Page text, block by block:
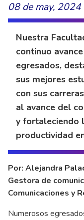
08 de may, 2024
Nuestra
continuo
egresados,
sus mejores
con sus
al avance del
y fortaleciendo
productividad
Por: Alejandra
Gestora de
Comunicaciones y
Numerosos